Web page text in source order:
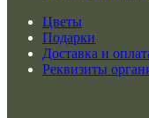
Цветы
Подарки
Доставка и
Реквизиты